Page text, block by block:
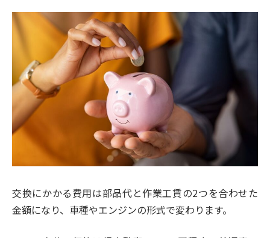
交換にかかる費用は部品代と作業工賃の2つを合わせた
金額になり、車種やエンジンの形式で変わります。